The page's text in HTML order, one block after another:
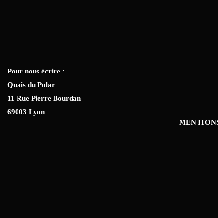
Pour nous écrire :
Quais du Polar
11 Rue Pierre Bourdan
69003 Lyon